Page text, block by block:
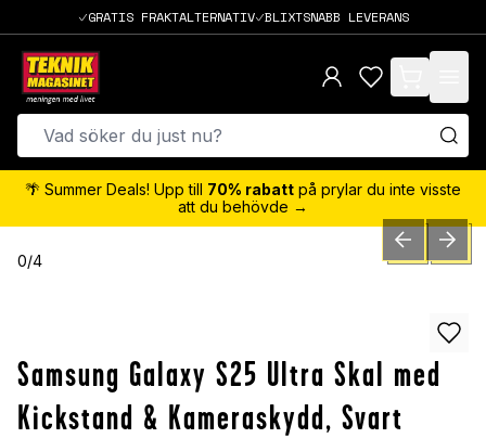
GRATIS FRAKTALTERNATIV BLIXTSNABB LEVERANS
items in cart,
🌴 Summer Deals! Upp till 70% rabatt på prylar du inte visste
att du behövde →
0/4 PREVIOUSNEXT
Samsung Galaxy S25 Ultra Skal med
Kickstand & Kameraskydd, Svart